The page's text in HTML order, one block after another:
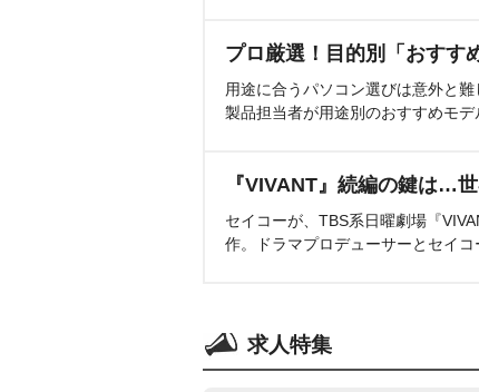
プロ厳選！目的別「おすす
用途に合うパソコン選びは意外と
製品担当者が用途別のおすすめモデ
『VIVANT』続編の鍵は…
セイコーが、TBS系日曜劇場『
作。ドラマプロデューサーとセイコ
求人特集